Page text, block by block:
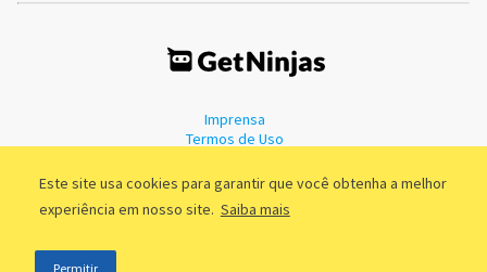
Este site usa cookies para garantir que você obtenha a melhor
experiência em nosso site. Saiba mais
Permitir
Imprensa
Termos de Uso
©2011 - 2026, GetNinjas LTDA. CNPJ 55.744.877/0001-89 - Rua Dr.